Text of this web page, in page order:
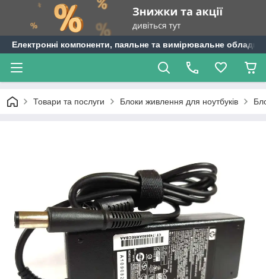
Електронні компоненти, паяльне та вимірювальне
Товари та послуги Блоки живлення для ноутбуків